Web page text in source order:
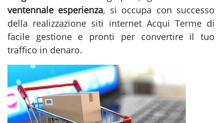
ventennale esperienza, si occupa con successo
della realizzazione siti internet Acqui Termedi
facile gestione e pronti per convertire il tuo
traffico in denaro.